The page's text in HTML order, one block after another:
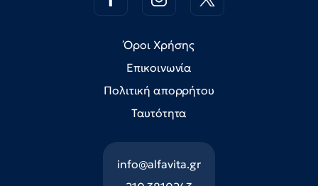
Όροι Χρήσης
Επικοινωνία
Πολιτική απορρήτου
Ταυτότητα
info@alfavita.gr